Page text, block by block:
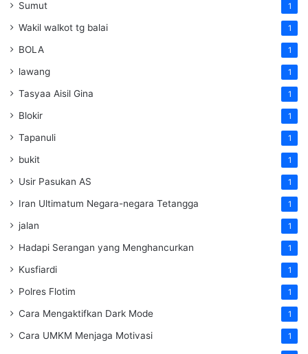
Sumut 1
Wakil walkot tg balai 1
BOLA 1
lawang 1
Tasyaa Aisil Gina 1
Blokir 1
Tapanuli 1
bukit 1
Usir Pasukan AS 1
Iran Ultimatum Negara-negara Tetangga 1
jalan 1
Hadapi Serangan yang Menghancurkan 1
Kusfiardi 1
Polres Flotim 1
Cara Mengaktifkan Dark Mode 1
Cara UMKM Menjaga Motivasi 1